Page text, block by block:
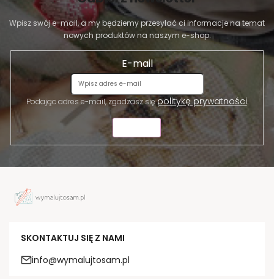
Wpisz swój e-mail, a my będziemy przesyłać ci informacje na temat
nowych produktów na naszym e-shop.
E-mail
Podając adres e-mail, zgadzasz siępolitykę prywatności.
SKONTAKTUJ SIĘ Z NAMI
info@wymalujtosam.pl